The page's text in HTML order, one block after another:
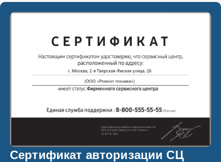
Сертификат авторизации СЦ